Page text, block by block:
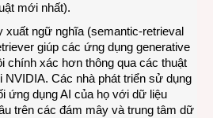
mới nhất).
xuất ngữ nghĩa (semantic-retrieval
giúp các ứng dụng generative
chính xác hơn thông qua các thuật
Các nhà phát triển sử dụng
ứng dụng AI của họ với dữ liệu
trên các đám mây và trung tâm dữ